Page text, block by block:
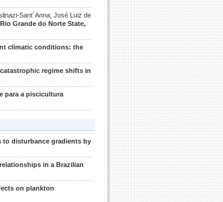
Sant´Anna; José Luiz de
Grande do Norte State,
climatic conditions: the
regime shifts in
para a piscicultura
to disturbance gradients by
in a Brazilian
on plankton